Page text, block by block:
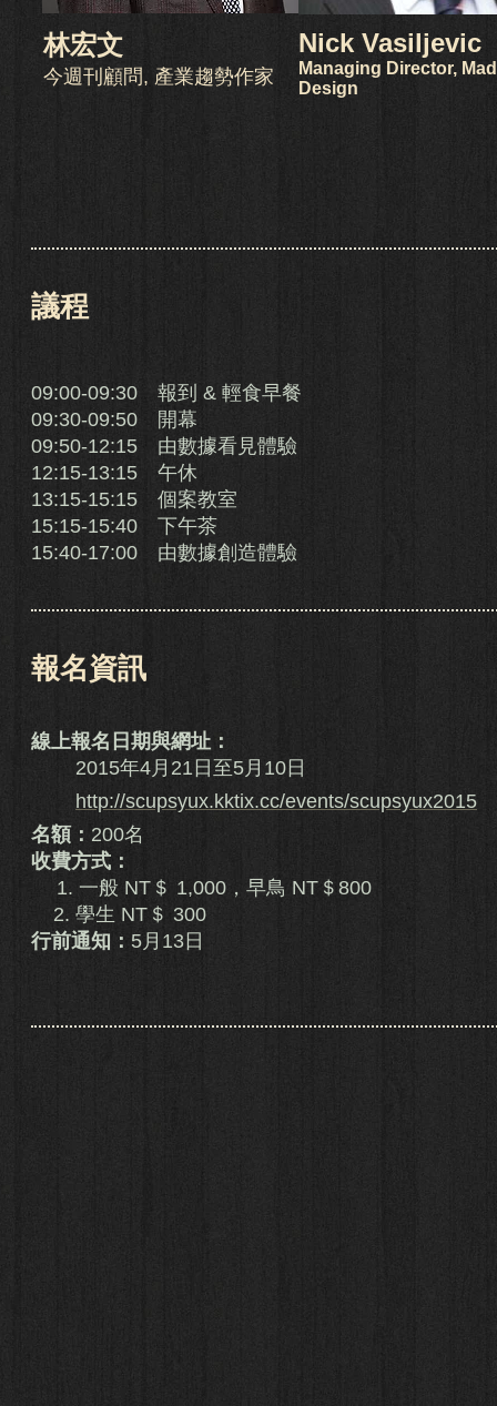
林宏文
今週刊顧問, 產業趨勢作家
Nick Vasiljevic
Managing Director,
Design
議程
09:00-09:30 報到 & 輕食早餐
09:30-09:50 開幕
09:50-12:15 由數據看見體驗
12:15-13:15 午休
13:15-15:15 個案教室
15:15-15:40 下午茶
15:40-17:00 由數據創造體驗
報名資訊
線上報名日期與網址：
2015年4月21日至5月10日
http://scupsyux.kktix.cc/events/scupsyux2015
名額： 200名
收費方式：
1. 一般 NT＄ 1,000，早鳥 NT＄800
2. 學生 NT＄ 300
行前通知： 5月13日